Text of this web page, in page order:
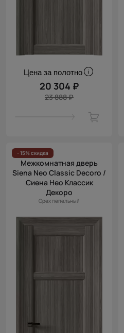
Цена за полотно
20 304 ₽
23 888 ₽
- 15% скидка
Межкомнатная дверь
Siena Neo Classic Decoro /
Сиена Нео Классик
Декоро
Орех пепельный